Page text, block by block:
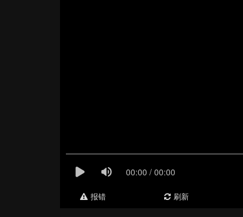
报错 刷新